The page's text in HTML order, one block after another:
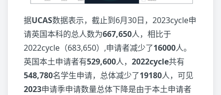
据UCAS数据表示，截止到6月30日，2023cycle申
请英国本科的总人数为667,650人，相比于
2022cycle（683,650）,申请者减少了16000人。
英国本土申请者有529,600人， 2022cycle共有
548,780名学生申请，总体减少了19180人，可见
2023申请季申请数量总体下降是由于本土申请者